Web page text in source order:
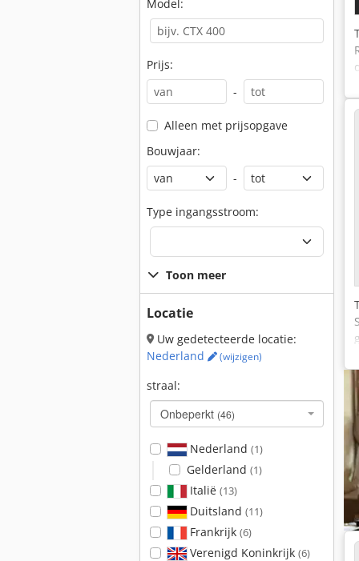
Model:
Prijs:
-
Alleen met prijsopgave
Bouwjaar:
-
Type ingangsstroom:
Toon meer
Locatie
Uw gedetecteerde locatie:
Nederland
(wijzigen)
straal:
Onbeperkt (46)
Nederland (1)
Gelderland (1)
Italië (13)
Duitsland (11)
Frankrijk (6)
Verenigd Koninkrijk (6)